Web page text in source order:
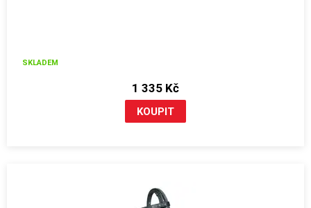
SKLADEM
1 335 Kč